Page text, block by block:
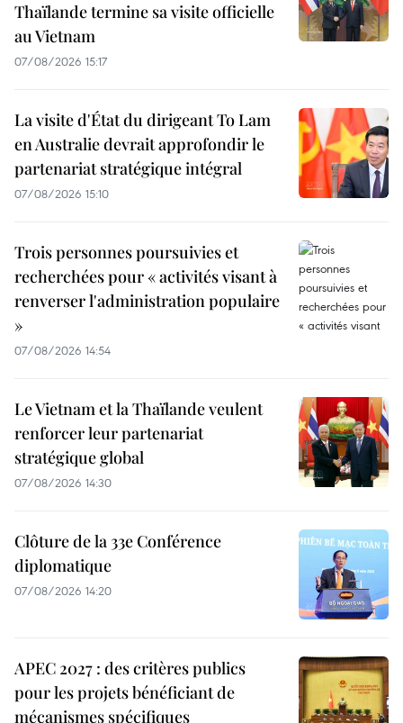
Thaïlande termine sa visite officielle
au Vietnam
07/08/2026 15:17
La visite d'État du dirigeant To Lam
en Australie devrait approfondir le
partenariat stratégique intégral
07/08/2026 15:10
Trois personnes poursuivies et
recherchées pour « activités visant à
renverser l'administration populaire
»
07/08/2026 14:54
Le Vietnam et la Thaïlande veulent
renforcer leur partenariat
stratégique global
07/08/2026 14:30
Clôture de la 33e Conférence
diplomatique
07/08/2026 14:20
APEC 2027 : des critères publics
pour les projets bénéficiant de
mécanismes spécifiques